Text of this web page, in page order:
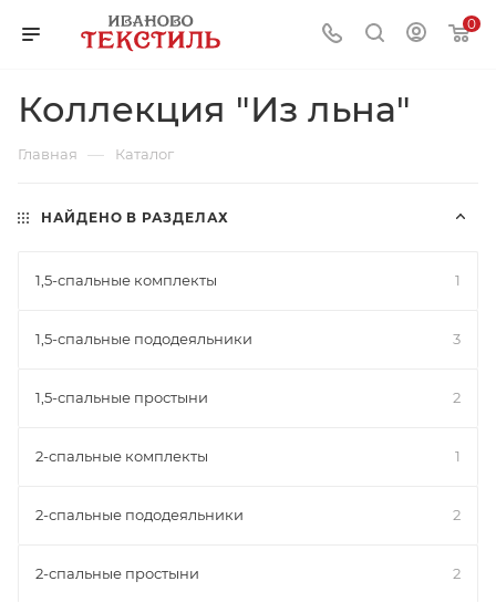
0
Коллекция "Из льна"
Главная — Каталог
НАЙДЕНО В РАЗДЕЛАХ
1,5-спальные комплекты 1
1,5-спальные пододеяльники 3
1,5-спальные простыни 2
2-спальные комплекты 1
2-спальные пододеяльники 2
2-спальные простыни 2